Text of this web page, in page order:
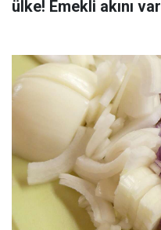
ülke! Emekli akını var